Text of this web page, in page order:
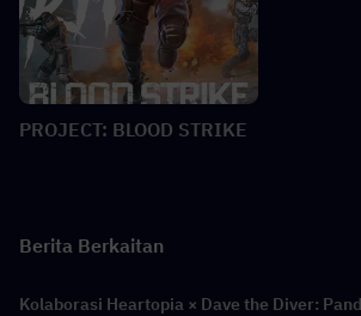
PROJECT: BLOOD STRIKE
Berita Berkaitan
Kolaborasi Heartopia × Dave the Diver: